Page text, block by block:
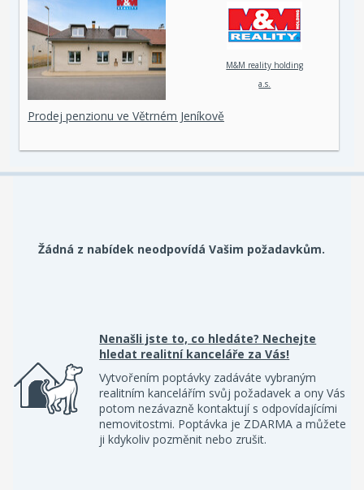
M&M reality holding
a.s.
Prodej penzionu ve Větrném Jeníkově
Žádná z nabídek neodpovídá Vašim požadavkům.
Nenašli jste to, co hledáte? Nechejte
hledat realitní kanceláře za Vás!
Vytvořením poptávky zadáváte vybraným
realitním kancelářím svůj požadavek a ony Vás
potom nezávazně kontaktují s odpovídajícími
nemovitostmi. Poptávka je ZDARMA a můžete
ji kdykoliv pozměnit nebo zrušit.